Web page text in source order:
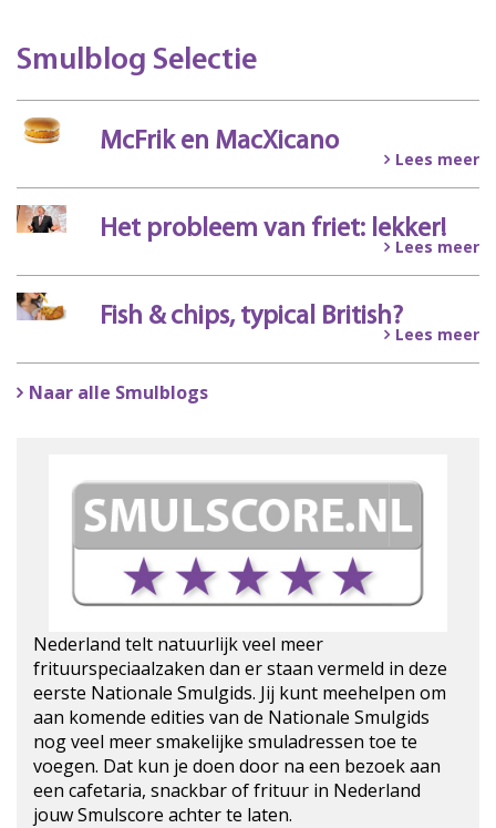
Smulblog Selectie
McFrik en MacXicano
Lees meer
Het probleem van friet: lekker!
Lees meer
Fish & chips, typical British?
Lees meer
Naar alle Smulblogs
Nederland telt natuurlijk veel meer
frituurspeciaalzaken dan er staan vermeld in deze
eerste Nationale Smulgids. Jij kunt meehelpen om
aan komende edities van de Nationale Smulgids
nog veel meer smakelijke smuladressen toe te
voegen. Dat kun je doen door na een bezoek aan
een cafetaria, snackbar of frituur in Nederland
jouw Smulscore achter te laten.